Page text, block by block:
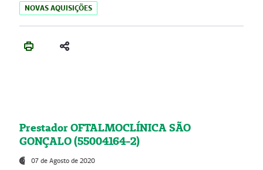
NOVAS AQUISIÇÕES
Prestador OFTALMOCLÍNICA SÃO
GONÇALO (55004164-2)
07 de Agosto de 2020